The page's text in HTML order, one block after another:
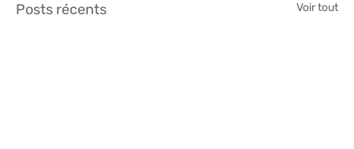
Posts récents Voir tout